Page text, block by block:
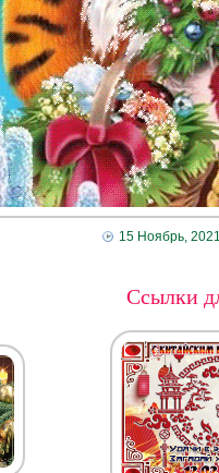
15 Ноябрь,
Ссылки